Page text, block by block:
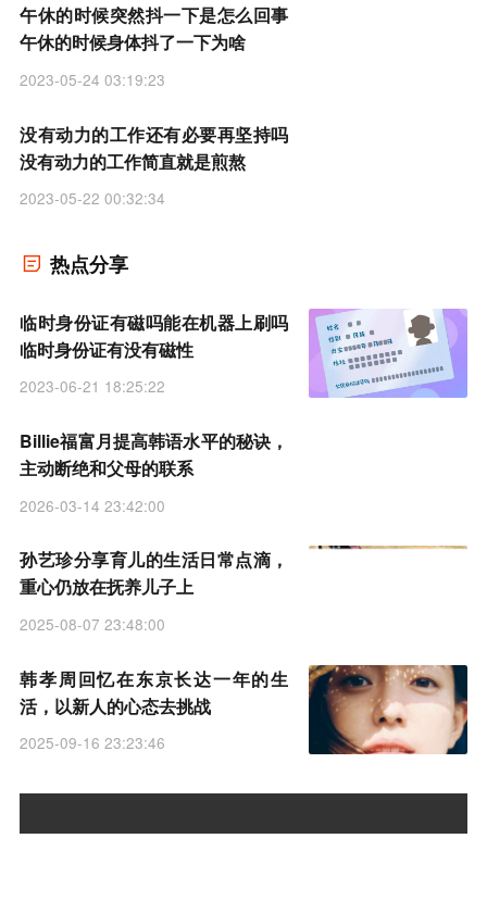
午休的时候突然抖一下是怎么回事
午休的时候身体抖了一下为啥
2023-05-24 03:19:23
没有动力的工作还有必要再坚持吗
没有动力的工作简直就是煎熬
2023-05-22 00:32:34
热点分享
临时身份证有磁吗能在机器上刷吗
临时身份证有没有磁性
2023-06-21 18:25:22
Billie福富月提高韩语水平的秘诀，
主动断绝和父母的联系
2026-03-14 23:42:00
孙艺珍分享育儿的生活日常点滴，
重心仍放在抚养儿子上
2025-08-07 23:48:00
韩孝周回忆在东京长达一年的生
活，以新人的心态去挑战
2025-09-16 23:23:46